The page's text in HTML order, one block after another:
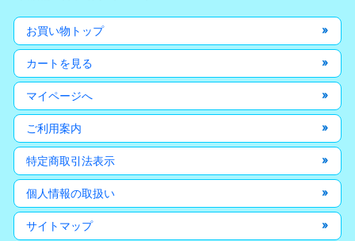
お買い物トップ
カートを見る
マイページへ
ご利用案内
特定商取引法表示
個人情報の取扱い
サイトマップ